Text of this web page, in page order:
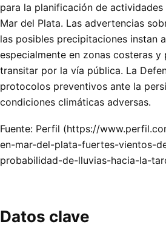
para la planificación de
Mar del Plata. Las advertencias
las posibles precipitaciones instan
especialmente en zonas costeras y
transitar por la vía pública. La
protocolos preventivos ante la
condiciones climáticas adversas.
Fuente: Perfil (https://
en-mar-del-plata-fuertes-vientos-
probabilidad-de-lluvias-hacia-la-
Datos clave